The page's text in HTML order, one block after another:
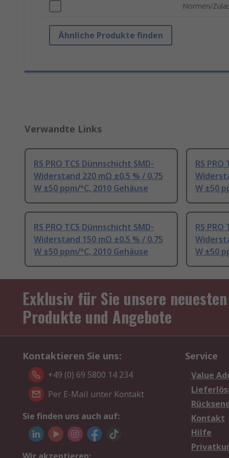
Normen/
Ähnliche Produkte finden
Verwandte Links
RS PRO TCS Dünnschicht SMD-
Widerstand 220 mΩ ±0.5 % / 0.75
W ±50 ppm/°C, 2010 Gehäuse
RS
W ±50
RS PRO TCS Dünnschicht SMD-
Widerstand 150 mΩ ±0.5 % / 0.75
W ±50 ppm/°C, 2010 Gehäuse
RS
W ±50
Exklusiv für Sie unsere neuesten
Produkte und Angebote
Kontaktieren Sie uns:
+49 (0) 69 5800 14 234
Per E-Mail unter Kontakt
Sie finden uns auch auf:
Service
Value
Kontakt
Hilfe